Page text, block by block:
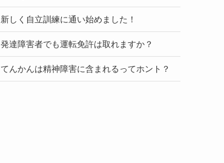
新しく自立訓練に通い始めました！
発達障害者でも運転免許は取れますか？
てんかんは精神障害に含まれるってホント？